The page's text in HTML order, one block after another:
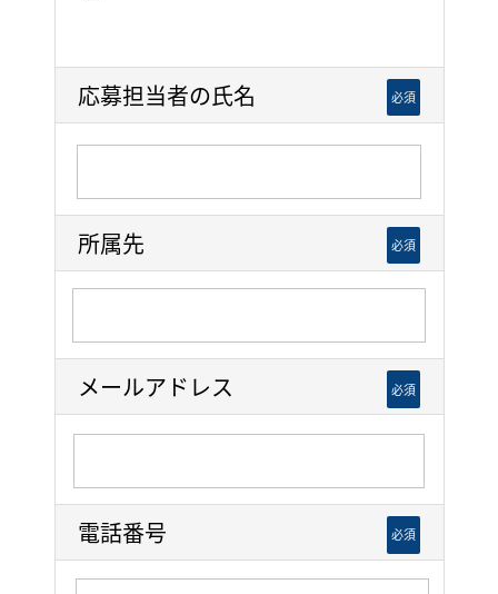
応募担当者の氏名 必須
所属先 必須
メールアドレス 必須
電話番号 必須